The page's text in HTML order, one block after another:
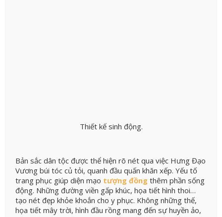
Thiết kế sinh động.
Bản sắc dân tộc được thể hiện rõ nét qua việc Hưng Đạo
Vương búi tóc củ tỏi, quanh đầu quấn khăn xếp. Yếu tố
trang phục giúp diện mạo tượng đồng thêm phần sống
động. Những đường viền gấp khúc, họa tiết hình thoi…
tạo nét đẹp khỏe khoắn cho y phục. Không những thế,
họa tiết mây trời, hình đầu rồng mang đến sự huyền ảo,